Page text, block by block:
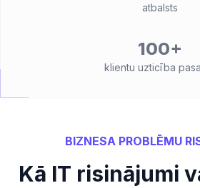
atbalsts
100+
klientu uzticība
BIZNESA PROBLĒMU
Kā IT risinājumi